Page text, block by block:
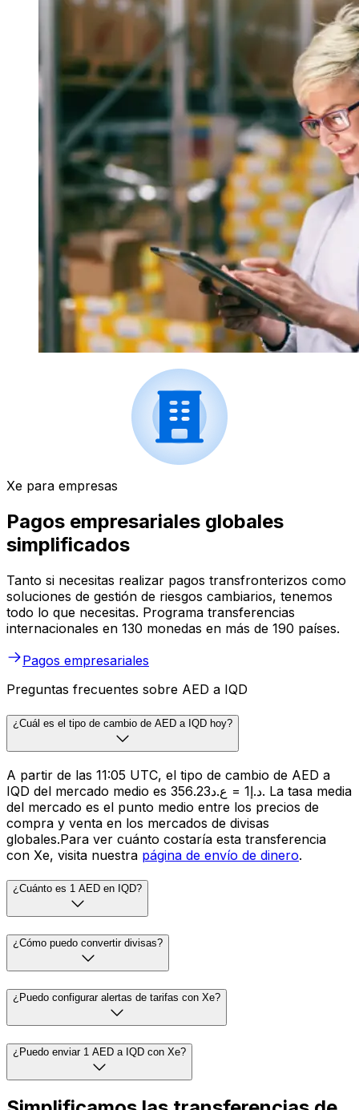
Xe para empresas
Pagos empresariales globales
simplificados
Tanto si necesitas realizar pagos transfronterizos como
soluciones de gestión de riesgos cambiarios, tenemos
todo lo que necesitas. Programa transferencias
internacionales en 130 monedas en más de 190 países.
Pagos empresariales
Preguntas frecuentes sobre AED a IQD
¿Cuál es el tipo de cambio de AED a IQD hoy?
A partir de las 11:05 UTC, el tipo de cambio de AED a
IQD del mercado medio es د.إ1 = ع.د356.23. La tasa media
del mercado es el punto medio entre los precios de
compra y venta en los mercados de divisas
globales.Para ver cuánto costaría esta transferencia
con Xe, visita nuestra página de envío de dinero.
¿Cuánto es 1 AED en IQD?
¿Cómo puedo convertir divisas?
¿Puedo configurar alertas de tarifas con Xe?
¿Puedo enviar 1 AED a IQD con Xe?